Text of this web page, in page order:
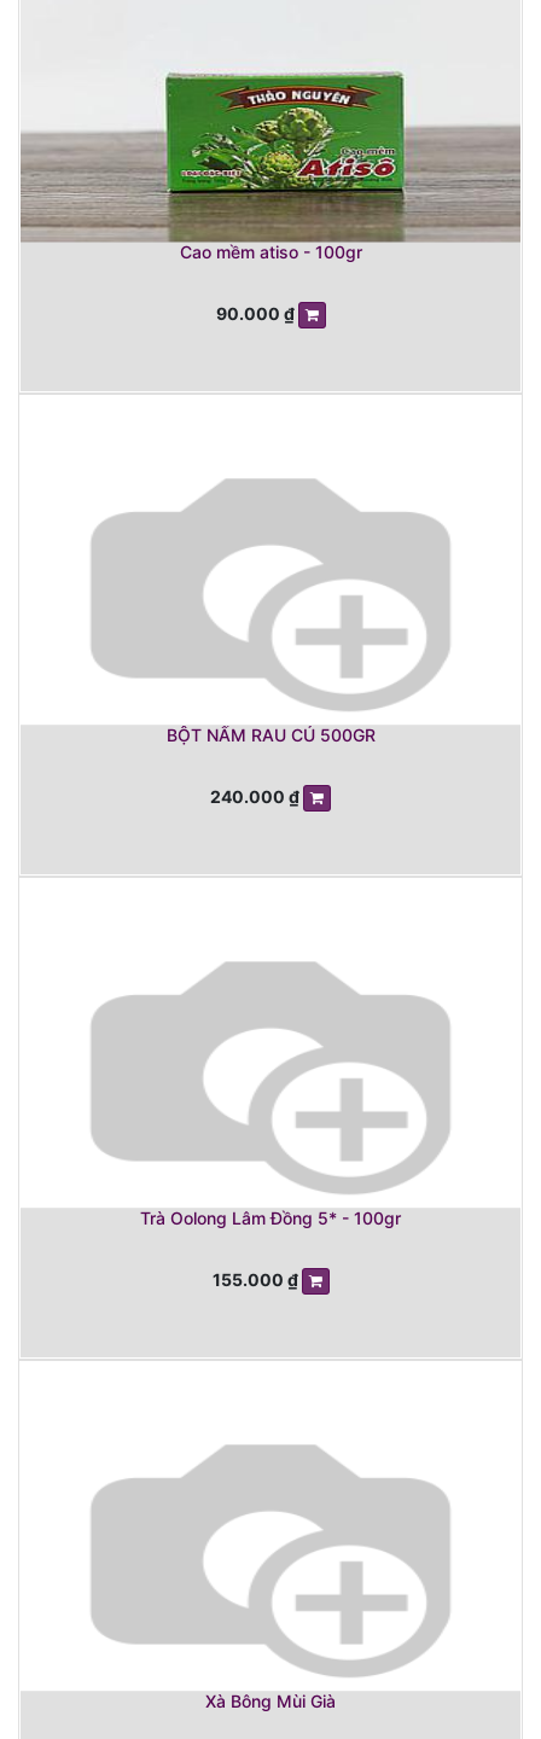
Cao mềm atiso - 100gr
90.000 ₫
BỘT NẤM RAU CỦ 500GR
240.000 ₫
Trà Oolong Lâm Đồng 5* - 100gr
155.000 ₫
Xà Bông Mùi Già